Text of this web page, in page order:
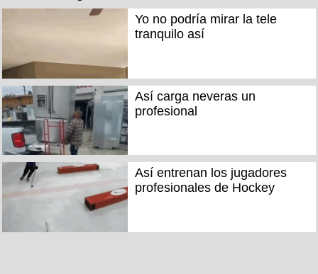
Yo no podría mirar la tele
tranquilo así
Así carga neveras un
profesional
Así entrenan los jugadores
profesionales de Hockey